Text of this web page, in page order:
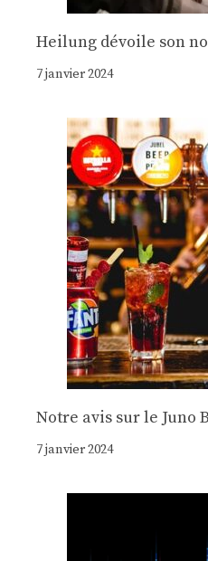
Heilung dévoile son
7 janvier 2024
Notre avis sur le Juno
7 janvier 2024